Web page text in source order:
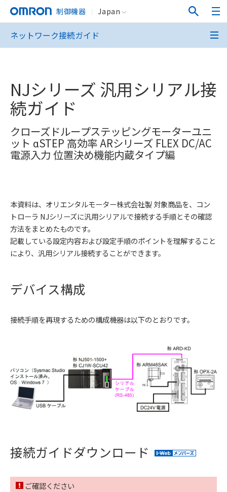
制御機器 Japan
ネットワーク接続ガイド
NJシリーズ 汎用シリアル接
続ガイド
クローズドループステッピングモーターユニ
ット αSTEP 高効率 ARシリーズ FLEX DC/AC
電源入力 位置決め機能内蔵タイプ編
本資料は、オリエンタルモーター株式会社製 対象商品を、コン
トローラ NJシリーズに汎用シリアルで接続する手順とその確認
方法をまとめたものです。
記載している設定内容および設定手順のポイントを理解すること
により、汎用シリアル接続することができます。
デバイス構成
接続手順を再現するための構成機器は以下のとおりです。
接続ガイドダウンロード
ご確認ください